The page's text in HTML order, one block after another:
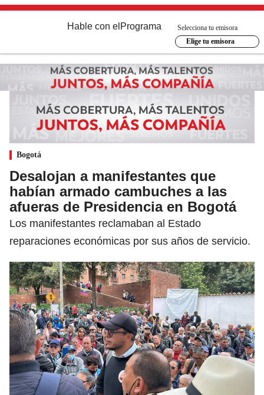
Hable con el Programa
Selecciona tu emisora
Elige tu emisora
Bogotá
Desalojan a manifestantes que
habían armado cambuches a las
afueras de Presidencia en Bogotá
Los manifestantes reclamaban al Estado
reparaciones económicas por sus años de servicio.